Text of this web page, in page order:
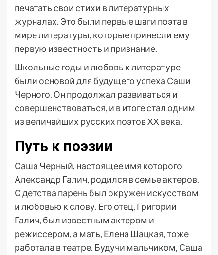
печатать свои стихи в литературных
журналах. Это были первые шаги поэта в
мире литературы, которые принесли ему
первую известность и признание.
Школьные годы и любовь к литературе
были основой для будущего успеха Саши
Черного. Он продолжал развиваться и
совершенствоваться, и в итоге стал одним
из величайших русских поэтов XX века.
Путь к поэзии
Саша Черный, настоящее имя которого
Александр Галич, родился в семье актеров.
С детства парень был окружен искусством
и любовью к слову. Его отец, Григорий
Галич, был известным актером и
режиссером, а мать, Елена Шацкая, тоже
работала в театре. Будучи мальчиком, Саша